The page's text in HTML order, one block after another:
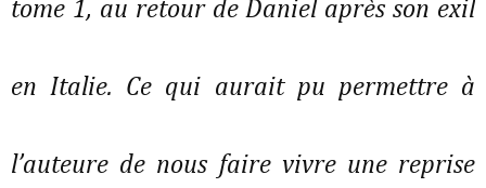
tome 1, au retour de Daniel après son exil
en Italie. Ce qui aurait pu permettre à
l’auteure de nous faire vivre une reprise